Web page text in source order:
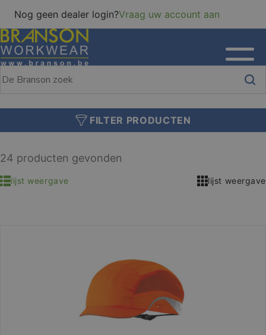
Nog geen dealer login?Vraag uw account aan
FILTER PRODUCTEN
24 producten gevonden
lijst weergave lijst weergave